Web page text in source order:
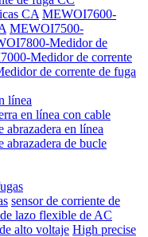
CA MEWOI7600-
MEWOI7500-
Medidor de
Medidor de corrente
de corrente de fuga
línea
en línea con cable
abrazadera en línea
abrazadera de bucle
sensor de corriente de
lazo flexible de AC
alto voltaje High precise